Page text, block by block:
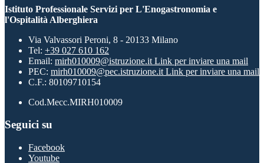
Istituto Professionale Servizi per L'Enogastronomia e
l'Ospitalità Alberghiera
Via Valvassori Peroni, 8 - 20133 Milano
Tel: +39 027 610 162
Email: mirh010009@istruzione.it Link per inviare una mail
PEC: mirh010009@pec.istruzione.it Link per inviare una mail
C.F.: 80109710154
Cod.Mecc.MIRH010009
Seguici su
Facebook
Youtube